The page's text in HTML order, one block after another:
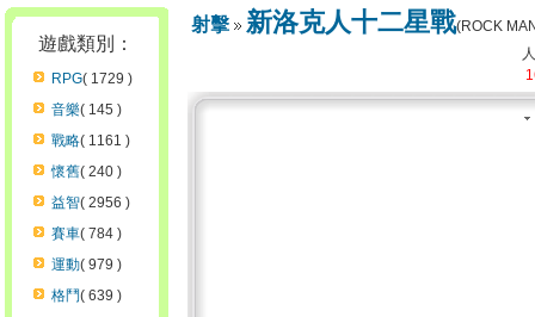
遊戲類別：
RPG( 1729 )
音樂( 145 )
戰略( 1161 )
懷舊( 240 )
益智( 2956 )
賽車( 784 )
運動( 979 )
格鬥( 639 )
射擊 新洛克人十二星戰(ROCK